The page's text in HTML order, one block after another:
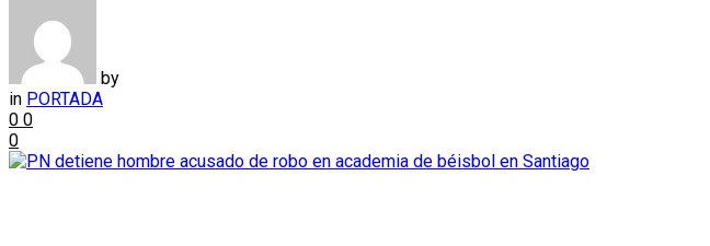
by
in PORTADA
0 0
0